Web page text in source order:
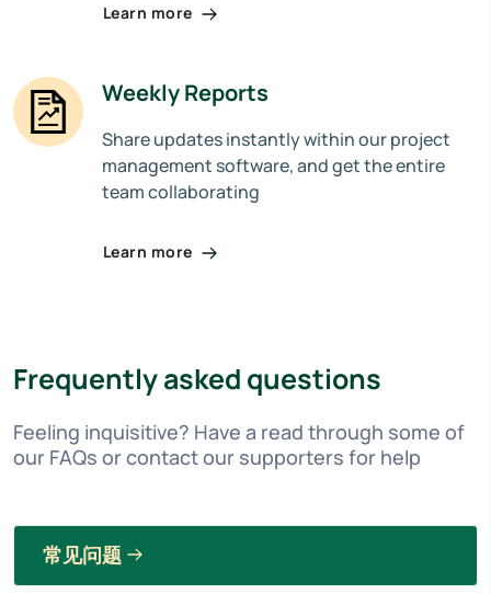
Learn more
Weekly Reports
Share updates instantly within our project
management software, and get the entire
team collaborating
Learn more
Frequently asked questions
Feeling inquisitive? Have a read through some of
our FAQs or contact our supporters for help
常见问题